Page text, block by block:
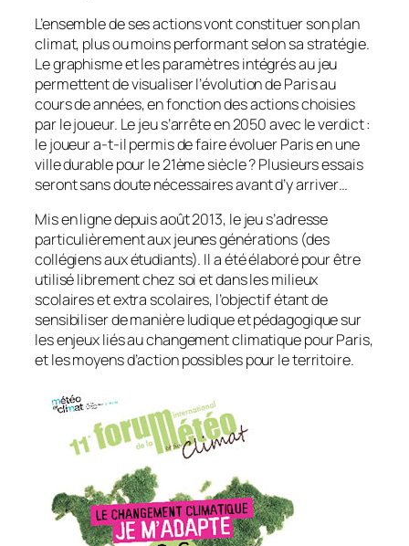
L’ensemble de ses actions vont constituer son plan
climat, plus ou moins performant selon sa stratégie.
Le graphisme et les paramètres intégrés au jeu
permettent de visualiser l’évolution de Paris au
cours de années, en fonction des actions choisies
par le joueur. Le jeu s’arrête en 2050 avec le verdict :
le joueur a-t-il permis de faire évoluer Paris en une
ville durable pour le 21ème siècle ? Plusieurs essais
seront sans doute nécessaires avant d’y arriver…
Mis en ligne depuis août 2013, le jeu s’adresse
particulièrement aux jeunes générations (des
collégiens aux étudiants). Il a été élaboré pour être
utilisé librement chez soi et dans les milieux
scolaires et extra scolaires, l’objectif étant de
sensibiliser de manière ludique et pédagogique sur
les enjeux liés au changement climatique pour Paris,
et les moyens d’action possibles pour le territoire.